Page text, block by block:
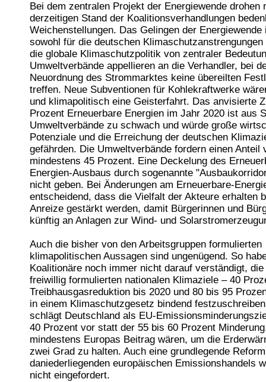
Bei dem zentralen Projekt der Energiewende drohen
derzeitigen Stand der Koalitionsverhandlungen
Weichenstellungen. Das Gelingen der Energiewende
sowohl für die deutschen
die globale Klimaschutzpolitik von zentraler
Umweltverbände appellieren an die Verhandler, bei
Neuordnung des Strommarktes keine übereilten
treffen. Neue Subventionen für Kohlekraftwerke
und klimapolitisch eine Geisterfahrt. Das anvisierte
Prozent Erneuerbare Energien im Jahr 2020 ist aus
Umweltverbände zu schwach und würde große
Potenziale und die Erreichung der deutschen
gefährden. Die Umweltverbände fordern einen Anteil
mindestens 45 Prozent. Eine Deckelung des
Energien-Ausbaus durch sogenannte
nicht geben. Bei Änderungen am Erneuerbare-
entscheidend, dass die Vielfalt der Akteure erhalten
Anreize gestärkt werden, damit Bürgerinnen und
künftig an Anlagen zur Wind- und
Auch die bisher von den Arbeitsgruppen formulierten
klimapolitischen Aussagen sind ungenügend. So
Koalitionäre noch immer nicht darauf verständigt,
freiwillig formulierten nationalen Klimaziele – 40
Treibhausgasreduktion bis 2020 und 80 bis 95
in einem Klimaschutzgesetz bindend
schlägt Deutschland als EU-
40 Prozent vor statt der 55 bis 60 Prozent
mindestens Europas Beitrag wären, um die
zwei Grad zu halten. Auch eine grundlegende
daniederliegenden europäischen Emissionshandels
nicht eingefordert.